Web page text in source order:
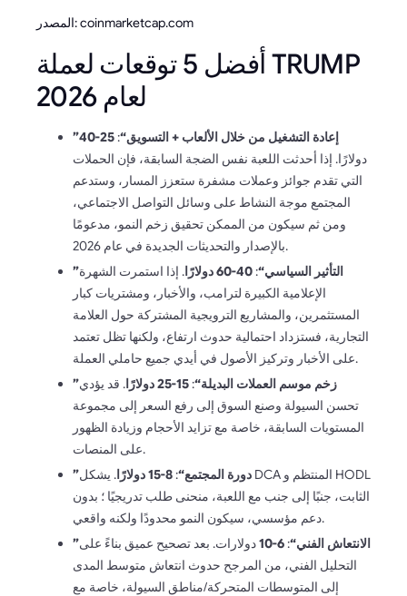
المصدر: coinmarketcap.com
أفضل 5 توقعات لعملة TRUMP
لعام 2026
”إعادة التشغيل من خلال الألعاب + التسويق“:
25-40
دولارًا. إذا أحدثت اللعبة نفس الضجة السابقة، فإن الحملات
التي تقدم جوائز وعملات مشفرة ستعزز المسار، وستدعم
المجتمع موجة النشاط على وسائل التواصل الاجتماعي،
ومن ثم سيكون من الممكن تحقيق زخم النمو، مدعومًا
بالإصدار والتحديثات الجديدة في عام 2026.
”التأثير السياسي“:
. إذا استمرت الشهرة
الإعلامية الكبيرة لترامب، والأخبار، ومشتريات كبار
المستثمرين، والمشاريع الترويجية المشتركة حول العلامة
التجارية، فستزداد احتمالية حدوث ارتفاع، ولكنها تظل تعتمد
على الأخبار وتركيز الأصول في أيدي جميع حاملي العملة.
”زخم موسم العملات البديلة“:
. قد يؤدي
تحسن السيولة وصنع السوق إلى رفع السعر إلى مجموعة
المستويات السابقة، خاصة مع تزايد الأحجام وزيادة الظهور
على المنصات.
”دورة المجتمع“:
. يشكل DCA المنتظم و HODL
الثابت، جنبًا إلى جنب مع اللعبة، منحنى طلب تدريجيًا ؛ بدون
دعم مؤسسي، سيكون النمو محدودًا ولكنه واقعي.
”الانتعاش الفني“:
6-10
دولارات. بعد تصحيح عميق بناءً على
التحليل الفني، من المرجح حدوث انتعاش متوسط المدى
إلى المتوسطات المتحركة/مناطق السيولة، خاصة مع